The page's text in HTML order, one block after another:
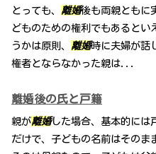
とっても、 離婚後も両親ともに
どものための権利でもあると
うかは原則、 離婚時に夫婦が話
権者とならなかった親は...
離婚後の氏と戸籍
親が離婚した場合、基本的には
だけで、子どもの名前はそのま